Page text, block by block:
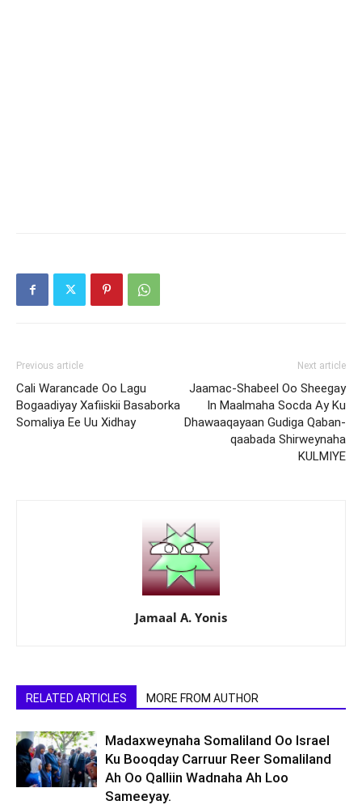
Previous article
Cali Warancade Oo Lagu
Bogaadiyay Xafiiskii Basaborka
Somaliya Ee Uu Xidhay
Next article
Jaamac-Shabeel Oo Sheegay
In Maalmaha Socda Ay Ku
Dhawaaqayaan Gudiga Qaban-
qaabada Shirweynaha
KULMIYE
Jamaal A. Yonis
RELATED ARTICLES MORE FROM AUTHOR
Madaxweynaha Somaliland Oo Israel
Ku Booqday Carruur Reer Somaliland
Ah Oo Qalliin Wadnaha Ah Loo
Sameeyay.